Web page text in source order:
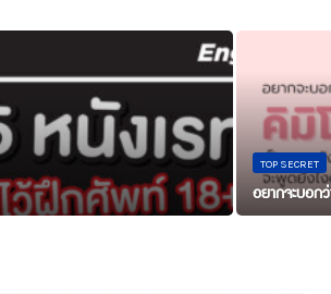
TOP SECRET
อยากจะบอก